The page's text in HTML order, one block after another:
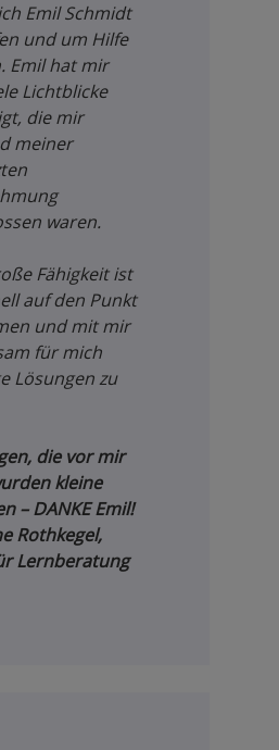
Emil Schmidt
und um Hilfe
Emil hat mir
Lichtblicke
die mir
meiner
waren.
Fähigkeit ist
auf den Punkt
und mit mir
für mich
Lösungen zu
die vor mir
kleine
– DANKE Emil!
Rothkegel,
Lernberatung